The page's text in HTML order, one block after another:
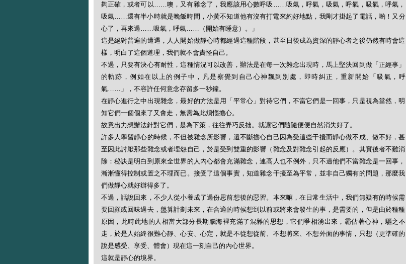
夠正確，或者可以……噢，又有雜念了，我應該用心數呼吸……吸氣，呼氣，吸氣，呼氣，吸氣，呼氣，
吸氣……還有半小時就是晚飯時間，小黃不知道他有沒有打電來約好地點，我剛才掛起了電話，喲！又分
心了，再來過……吸氣，呼氣……（開始有睡意）。」
這是絕對普遍的遭遇，人人開始做靜心時都經過這種階段，甚至日後成為資深的靜心者之後仍然有時會這
樣，明白了這個道理，我們就不會責怪自己。
不過，只要有決心有耐性，這種情況可以改善，辦法是在每一次雜念出現時，馬上堅決回到做「正經事」
的軌跡，例如在以上的例子中，凡是察覺到自己心神飄到別處，即時糾正，重新開始「吸氣，呼
氣……」，不容許任何意念存留多一秒鐘。
在靜心進行之中出現雜念，最好的方法是用「平常心」對待它們，不當它們是一回事，只是視為當然，明
知它們一個個來了又會走，無需為此煩惱擔心。
故意出力想辦法針對它們，是為下策，往往弄巧反拙。就讓它們隨隨便便自然消失好了。
許多人學習靜心的時候，不但被雜念所影響，還不斷擔心自己因為受這些干擾而靜心做不成、做不好，甚
至因此討厭那些雜念或者埋怨自己，於是受到雙重的影響（雜念及對雜念引起的反應）。其實後者不難消
除：秘訣是明白到原來全世界的人內心都會充滿雜念，連高人也不例外，只不過他們不當雜念是一回事，
漸漸懂得控制或置之不理而已。接受了這個事實，知道雜念干擾至為平常，並非自己獨有的問題，那麼我
們做靜心就好辦得多了。
不過，話說回來，不少人從小養成了過份思前想後的惡習。本來嘛，在日常生活中，我們無疑有的時候需
要回顧或回味過去，盤算計劃未來，在合適的時候想到以前或將來會發生的事，是需要的，但是由於種種
原因，此時此地的人相當大部分長期腦海裡充滿了混雜的思想，它們爭相湧出來，霸佔著心神，驅之不
走，於是人始終很難心靜、心安、心定，就是不從想從前、不想將來、不想外面的事情，只想（更準確的
說是感受、享受、體會）現在這一刻自己的內心世界。
這就是靜心的境界。